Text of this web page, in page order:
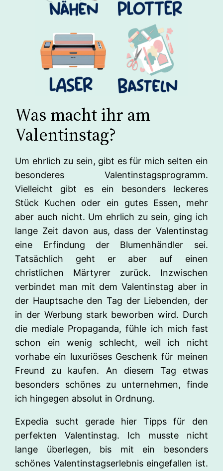
Was macht ihr am
Valentinstag?
Um ehrlich zu sein, gibt es für mich selten ein
besonderes Valentinstagsprogramm.
Vielleicht gibt es ein besonders leckeres
Stück Kuchen oder ein gutes Essen, mehr
aber auch nicht. Um ehrlich zu sein, ging ich
lange Zeit davon aus, dass der Valentinstag
eine Erfindung der Blumenhändler sei.
Tatsächlich geht er aber auf einen
christlichen Märtyrer zurück. Inzwischen
verbindet man mit dem Valentinstag aber in
der Hauptsache den Tag der Liebenden, der
in der Werbung stark beworben wird. Durch
die mediale Propaganda, fühle ich mich fast
schon ein wenig schlecht, weil ich nicht
vorhabe ein luxuriöses Geschenk für meinen
Freund zu kaufen. An diesem Tag etwas
besonders schönes zu unternehmen, finde
ich hingegen absolut in Ordnung.
Expedia sucht gerade hier Tipps für den
perfekten Valentinstag. Ich musste nicht
lange überlegen, bis mit ein besonders
schönes Valentinstagserlebnis eingefallen ist.